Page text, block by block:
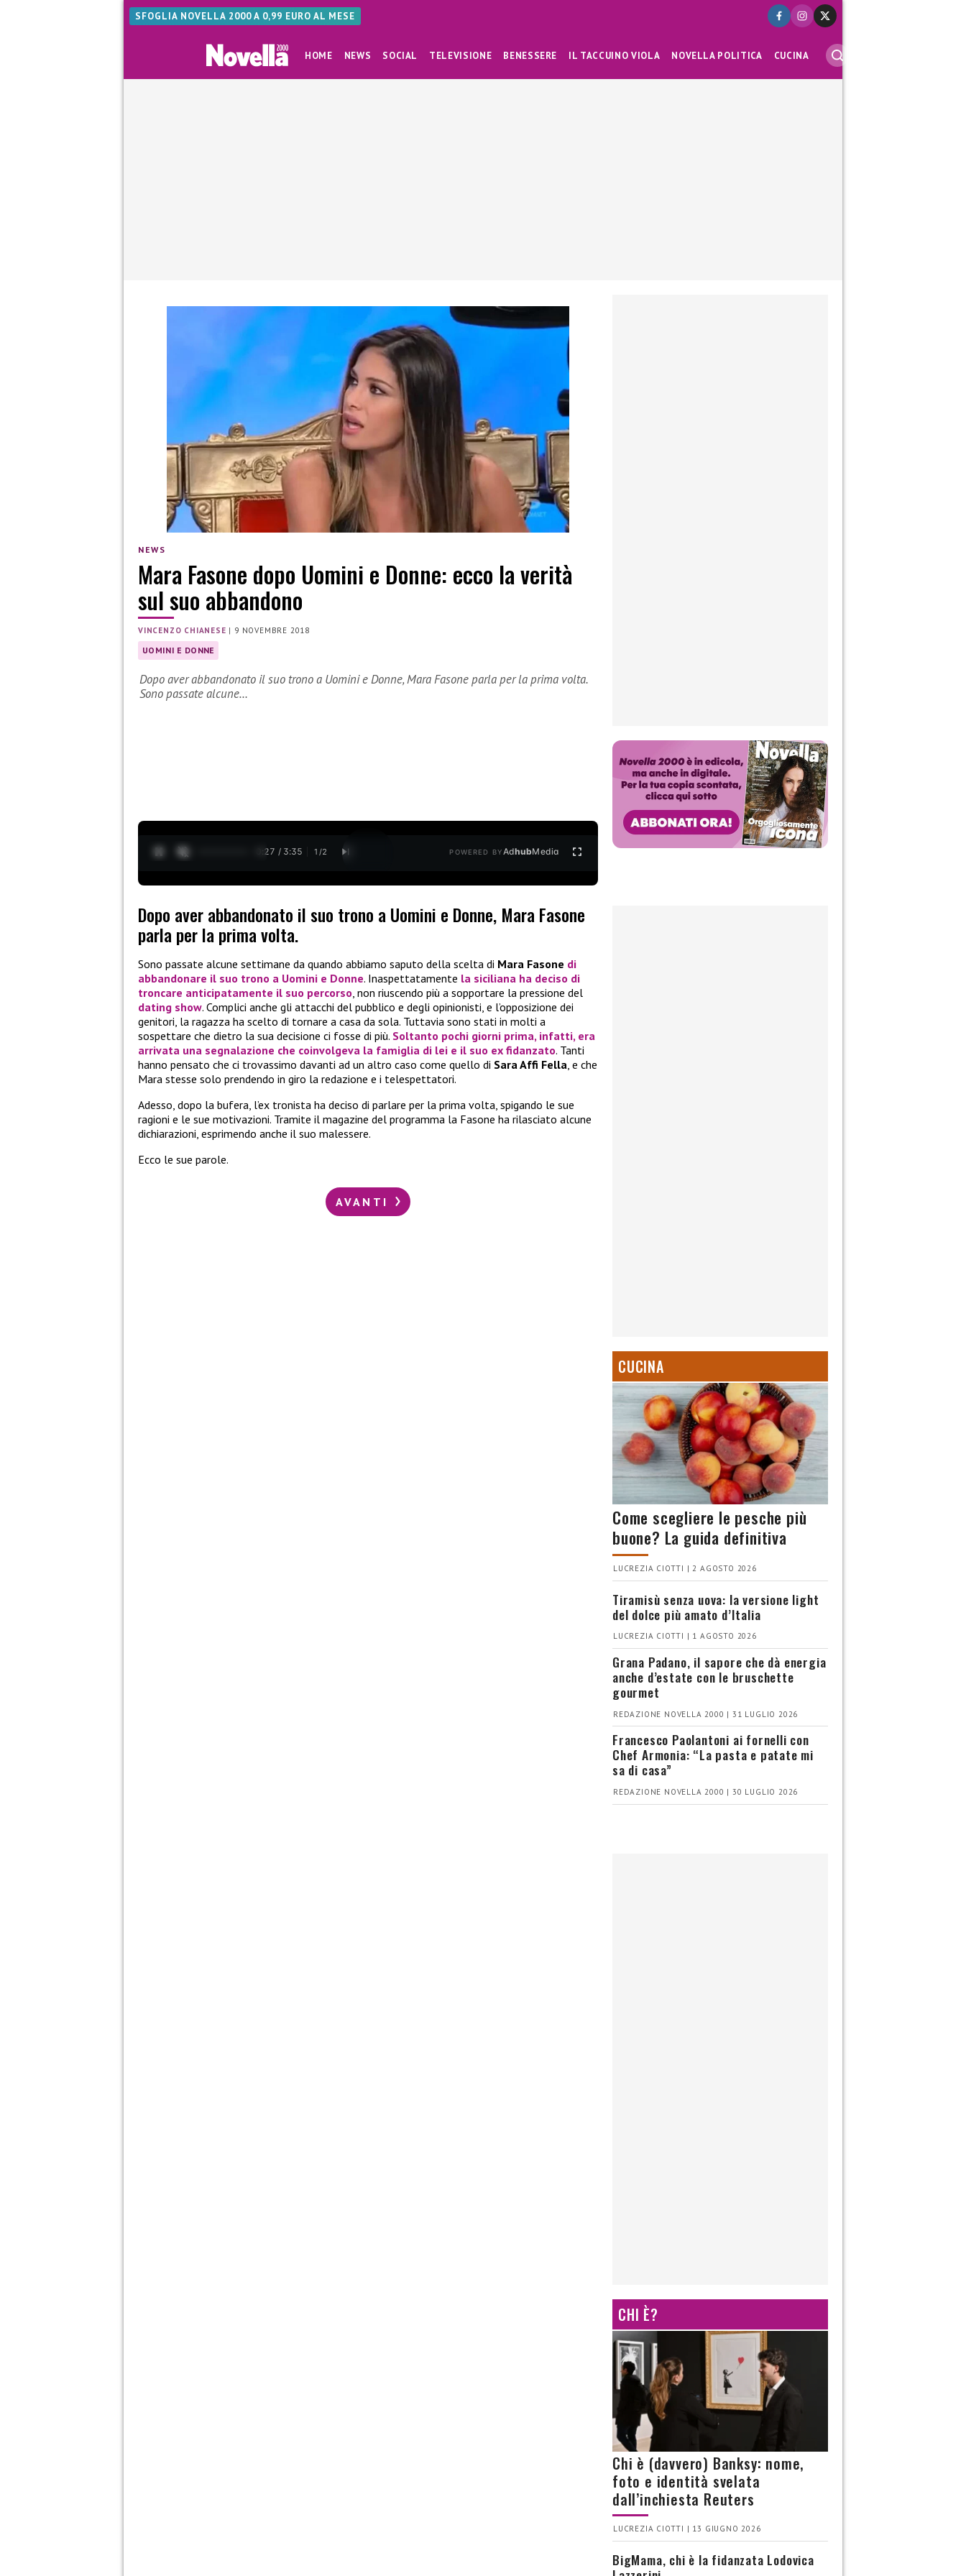
SFOGLIA NOVELLA 2000 A 0,99 EURO AL MESE
HOME NEWS SOCIAL TELEVISIONE BENESSERE IL TACCUINO VIOLA NOVELLA POLITICA CUCINA
NEWS
Mara Fasone dopo Uomini e Donne: ecco la verità
sul suo abbandono
VINCENZO CHIANESE | 9 NOVEMBRE 2018
UOMINI E DONNE
Dopo aver abbandonato il suo trono a Uomini e Donne, Mara Fasone parla per la prima volta.
Sono passate alcune…
0:28 / 3:35 1 /2 POWERED BYAdhubMedia
Dopo aver abbandonato il suo trono a Uomini e Donne, Mara Fasone
parla per la prima volta.
Sono passate alcune settimane da quando abbiamo saputo della scelta di Mara Fasone di
abbandonare il suo trono a Uomini e Donne. Inaspettatamente la siciliana ha deciso di
troncare anticipatamente il suo percorso, non riuscendo più a sopportare la pressione del
dating show. Complici anche gli attacchi del pubblico e degli opinionisti, e l’opposizione dei
genitori, la ragazza ha scelto di tornare a casa da sola. Tuttavia sono stati in molti a
sospettare che dietro la sua decisione ci fosse di più. Soltanto pochi giorni prima, infatti, era
arrivata una segnalazione che coinvolgeva la famiglia di lei e il suo ex fidanzato. Tanti
hanno pensato che ci trovassimo davanti ad un altro caso come quello di Sara Affi Fella, e che
Mara stesse solo prendendo in giro la redazione e i telespettatori.
Adesso, dopo la bufera, l’ex tronista ha deciso di parlare per la prima volta, spigando le sue
ragioni e le sue motivazioni. Tramite il magazine del programma la Fasone ha rilasciato alcune
dichiarazioni, esprimendo anche il suo malessere.
Ecco le sue parole.
AVANTI
CUCINA
Come scegliere le pesche più
buone? La guida definitiva
LUCREZIA CIOTTI | 2 AGOSTO 2026
Tiramisù senza uova: la versione light
del dolce più amato d’Italia
LUCREZIA CIOTTI | 1 AGOSTO 2026
Grana Padano, il sapore che dà energia
anche d’estate con le bruschette
gourmet
REDAZIONE NOVELLA 2000 | 31 LUGLIO 2026
Francesco Paolantoni ai fornelli con
Chef Armonia: “La pasta e patate mi
sa di casa”
REDAZIONE NOVELLA 2000 | 30 LUGLIO 2026
CHI È?
Chi è (davvero) Banksy: nome,
foto e identità svelata
dall’inchiesta Reuters
LUCREZIA CIOTTI | 13 GIUGNO 2026
BigMama, chi è la fidanzata Lodovica